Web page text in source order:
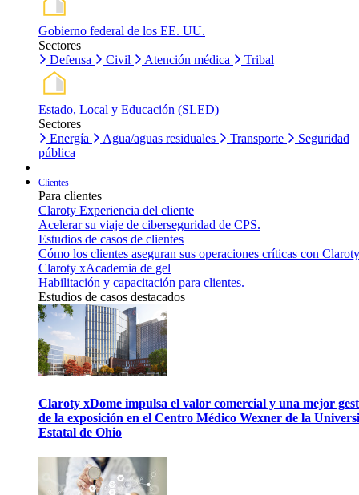
Gobierno federal de los EE. UU.
Sectores
Defensa
Civil Atención médica Tribal
Estado, Local y Educación (SLED)
Sectores
Energía
Agua/aguas residuales Transporte
Seguridad
pública
Clientes
Para clientes
Claroty Experiencia del cliente
Acelerar su viaje de ciberseguridad de CPS.
Estudios de casos de clientes
Cómo los clientes aseguran sus operaciones críticas con
Claroty xAcademia de gel
Habilitación y capacitación para clientes.
Estudios de casos destacados
Claroty xDome impulsa el valor comercial y una mejor
de la exposición en el Centro Médico Wexner de la
Estatal de Ohio